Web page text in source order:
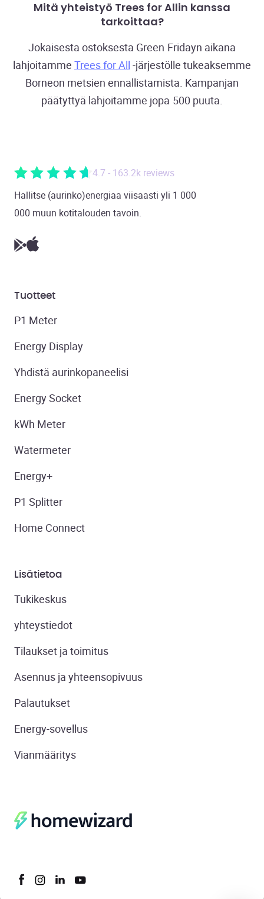
Mitä yhteistyö Trees for Allin kanssa
tarkoittaa?
Jokaisesta ostoksesta Green Fridayn aikana
lahjoitamme Trees for All -järjestölle tukeaksemme
Borneon metsien ennallistamista. Kampanjan
päätyttyä lahjoitamme jopa 500 puuta.
4.7 - 163.2k reviews
Hallitse (aurinko)energiaa viisaasti yli 1 000
000 muun kotitalouden tavoin.
Tuotteet
P1 Meter
Energy Display
Yhdistä aurinkopaneelisi
Energy Socket
kWh Meter
Watermeter
Energy+
P1 Splitter
Home Connect
Lisätietoa
Tukikeskus
yhteystiedot
Tilaukset ja toimitus
Asennus ja yhteensopivuus
Palautukset
Energy-sovellus
Vianmääritys